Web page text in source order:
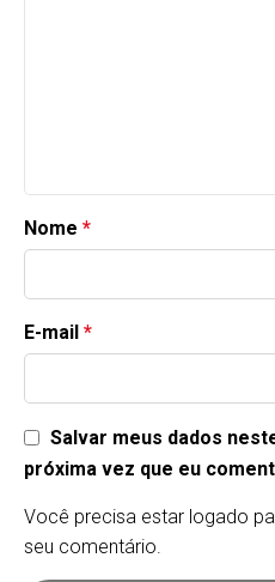
Nome *
E-mail *
Salvar meus dados
próxima vez que eu
Você precisa estar logado
seu comentário.